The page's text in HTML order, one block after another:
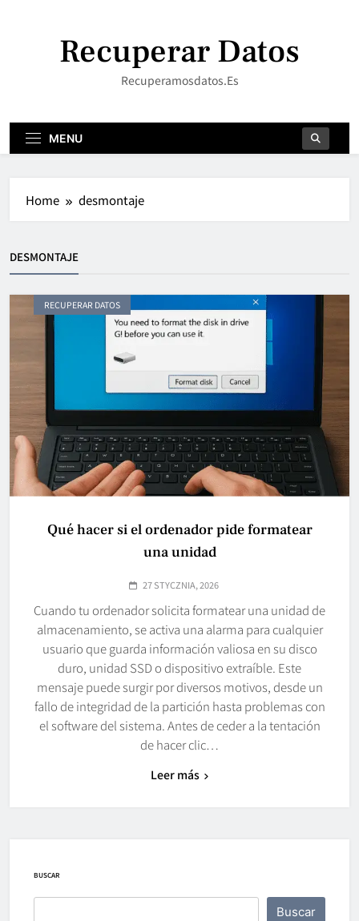
Recuperar Datos
Recuperamosdatos.es
MENU
Home desmontaje
DESMONTAJE
RECUPERAR DATOS
Qué hacer si el ordenador pide formatear
una unidad
27 STYCZNIA, 2026
Cuando tu ordenador solicita formatear una unidad de
almacenamiento, se activa una alarma para cualquier
usuario que guarda información valiosa en su disco
duro, unidad SSD o dispositivo extraíble. Este
mensaje puede surgir por diversos motivos, desde un
fallo de integridad de la partición hasta problemas con
el software del sistema. Antes de ceder a la tentación
de hacer clic…
Leer más
BUSCAR
Buscar